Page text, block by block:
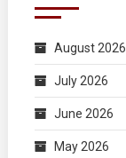
August 2026
July 2026
June 2026
May 2026